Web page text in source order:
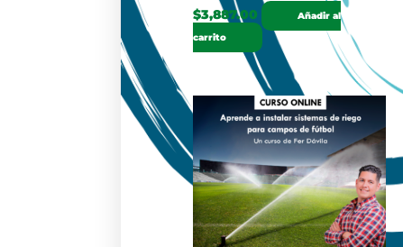
$3,887.00
Añadir al
carrito